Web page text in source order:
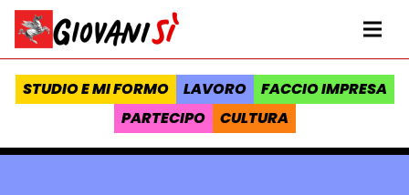
Vai al contenuto
Homepage Giovanisì - Progetto della Regione Toscana
STUDIO E MI FORMO LAVORO
FACCIO IMPRESA
PARTECIPO
CULTURA